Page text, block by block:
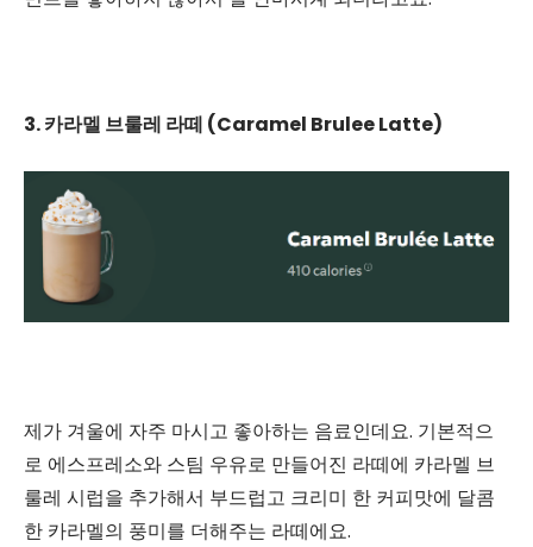
3. 카라멜 브룰레 라떼 (Caramel Brulee Latte)
제가 겨울에 자주 마시고 좋아하는 음료인데요. 기본적으
로 에스프레소와 스팀 우유로 만들어진 라떼에 카라멜 브
룰레 시럽을 추가해서 부드럽고 크리미 한 커피맛에 달콤
한 카라멜의 풍미를 더해주는 라떼에요.